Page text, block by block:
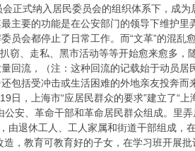
正式纳入居民委员会的组织体系下，成为
主要的功能是在公安部门的领导下维护里
员会都停止了日常工作。而“文革”的混乱
窃、走私、黑市活动等等开始愈来愈多，
回流，（注：这种回流的记载始于动员居
包括受冲击或生活困难的外地亲友投奔而
，上海市“应居民群众的要求”建立了“上
安、革命干部和革命居民群众组成。里
由退休工人、工人家属和街道干部组成，
，教育可教育好的子女，在学习班开展批